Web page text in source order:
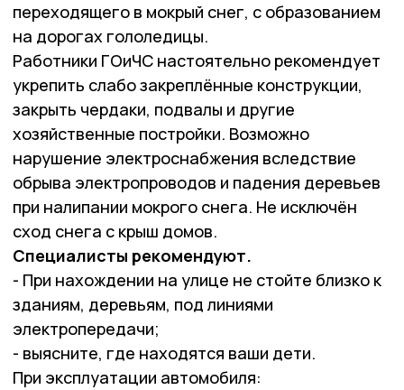
переходящего в мокрый снег, с образованием
на дорогах гололедицы.
Работники ГОиЧС настоятельно рекомендует
укрепить слабо закреплённые конструкции,
закрыть чердаки, подвалы и другие
хозяйственные постройки. Возможно
нарушение электроснабжения вследствие
обрыва электропроводов и падения деревьев
при налипании мокрого снега. Не исключён
сход снега с крыш домов.
Специалисты рекомендуют.
- При нахождении на улице не стойте близко к
зданиям, деревьям, под линиями
электропередачи;
- выясните, где находятся ваши дети.
При эксплуатации автомобиля: